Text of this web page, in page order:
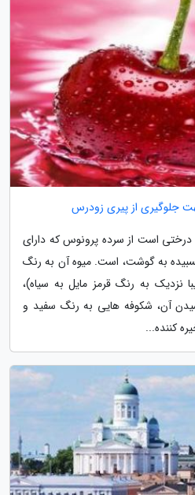
جلوگیری از پیری زودرس
درختی است از سرده پرونوس که دارای
به گوشت، است. میوه آن به رنگ
نزدیک به رنگ قرمز مایل به سیاه)،
آن، شکوفه هایی به رنگ سفید و
کننده...